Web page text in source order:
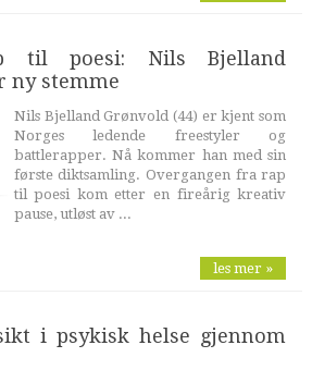
til poesi: Nils Bjelland
ny stemme
Nils Bjelland Grønvold (44) er kjent som
Norges ledende freestyler og
battlerapper. Nå kommer han med sin
første diktsamling. Overgangen fra rap
til poesi kom etter en fireårig kreativ
pause, utløst av ...
les mer »
i psykisk helse gjennom